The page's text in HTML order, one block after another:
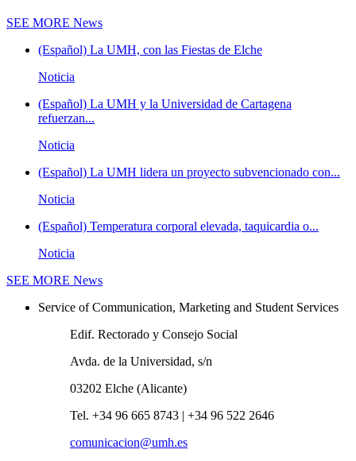
SEE MORE News
(Español) La UMH, con las Fiestas de Elche
Noticia
(Español) La UMH y la Universidad de Cartagena
refuerzan...
Noticia
(Español) La UMH lidera un proyecto subvencionado con...
Noticia
(Español) Temperatura corporal elevada, taquicardia o...
Noticia
SEE MORE News
Service of Communication, Marketing and Student Services
Edif. Rectorado y Consejo Social
Avda. de la Universidad, s/n
03202 Elche (Alicante)
Tel. +34 96 665 8743 | +34 96 522 2646
comunicacion@umh.es